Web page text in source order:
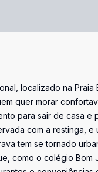
localizado na
quer morar
para sair de casa e
com a restinga,
tem se tornado
como o colégio Bom